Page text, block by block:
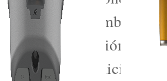
Target, en nombre
real la inclinación, el
en la etapa inicial del